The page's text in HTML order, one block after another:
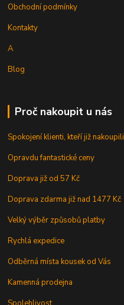
Obchodní podmínky
Kontakty
A
Blog
Proč nakoupit u nás
Spokojení klienti, kteří již nakoupili
Opravdu fantastické ceny
Doprava již od 57 Kč
Doprava zdarma již nad 1477 Kč
Velký výběr způsobů platby
Rychlá expedice
Odběrná místa kousek od Vás
Kamenná prodejna